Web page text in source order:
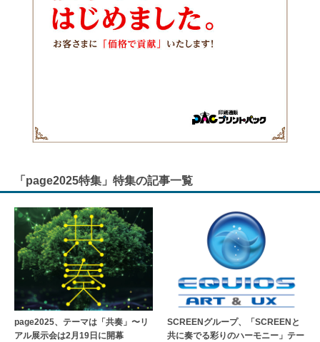
「page2025特集」特集の記事一覧
page2025、テーマは「共奏」〜リ
アル展示会は2月19日に開幕
SCREENグループ、「SCREENと
共に奏でる彩りのハーモニー」テー